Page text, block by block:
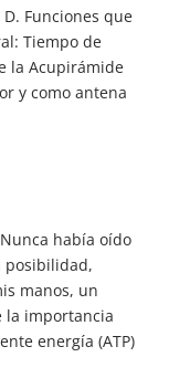
Funciones que
Tiempo de
la Acupirámide
y como antena
Nunca había oído
posibilidad,
manos, un
la importancia
energía (ATP)